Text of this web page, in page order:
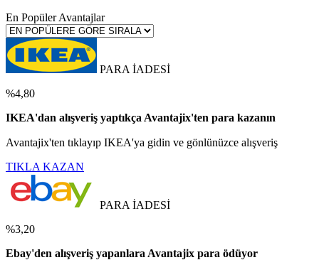
En Popüler Avantajlar
PARA İADESİ
%4,80
IKEA'dan alışveriş yaptıkça Avantajix'ten para kazanın
Avantajix'ten tıklayıp IKEA'ya gidin ve gönlünüzce alışveriş
TIKLA KAZAN
PARA İADESİ
%3,20
Ebay'den alışveriş yapanlara Avantajix para ödüyor